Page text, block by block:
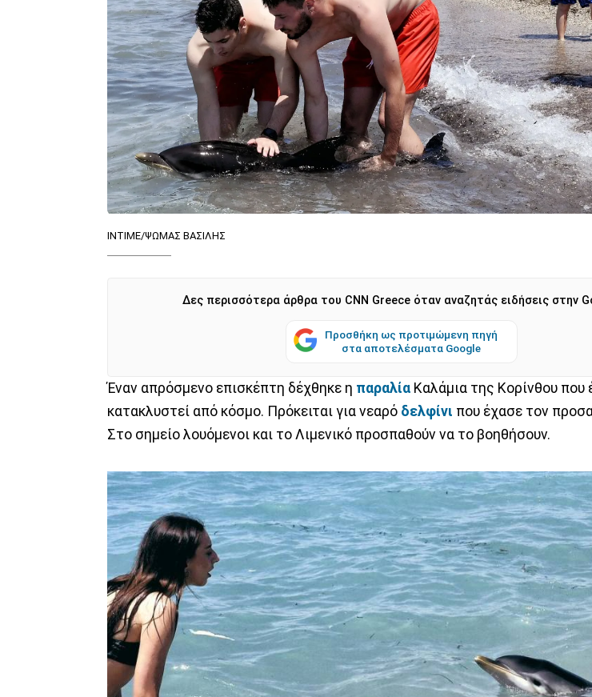
ΙΝΤΙΜΕ/ΨΩΜΑΣ ΒΑΣΙΛΗΣ
Δες περισσότερα άρθρα του CNN Greece όταν αναζητάς ειδήσεις στην
Προσθήκη ως προτιμώμενη πηγή
στα αποτελέσματα Google
Έναν απρόσμενο επισκέπτη δέχθηκε η παραλία Καλάμια της Κορίνθου που
κατακλυστεί από κόσμο. Πρόκειται για νεαρό δελφίνι που έχασε τον
Στο σημείο λουόμενοι και το Λιμενικό προσπαθούν να το βοηθήσουν.